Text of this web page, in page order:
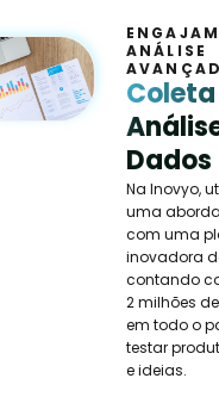
ANÁLISE
Dados
Na Inovyo,
uma
com uma
inovadora
contando
2 milhões
em todo o
testar
e ideias.